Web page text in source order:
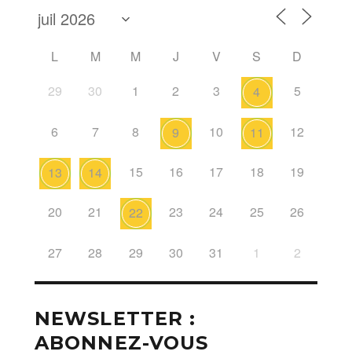
L M M J V S
D
29
30 1 2 3 4 5
6 7 8 9 10 11 12
13 14 15 16 17 18 19
20 21 22 23 24 25 26
27 28 29 30 31 1 2
NEWSLETTER :
ABONNEZ-VOUS